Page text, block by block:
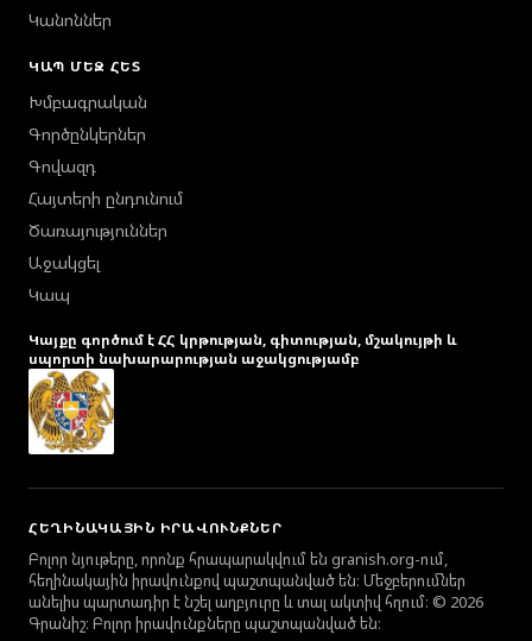
Կանոններ
ԿԱՊ ՄԵԶ ՀԵՏ
Խմբագրական
Գործընկերներ
Գովազդ
Հայտերի ընդունում
Ծառայություններ
Աջակցել
Կապ
Կայքը գործում է ՀՀ կրթության, գիտության, մշակույթի և
սպորտի նախարարության աջակցությամբ
ՀԵՂԻՆԱԿԱՅԻՆ ԻՐԱՎՈՒՆՔՆԵՐ
Բոլոր նյութերը, որոնք հրապարակվում են granish.org-ում,
հեղինակային իրավունքով պաշտպանված են։ Մեջբերումներ
անելիս պարտադիր է նշել աղբյուրը և տալ ակտիվ հղում։ © 2026
Գրանիշ։ Բոլոր իրավունքները պաշտպանված են։